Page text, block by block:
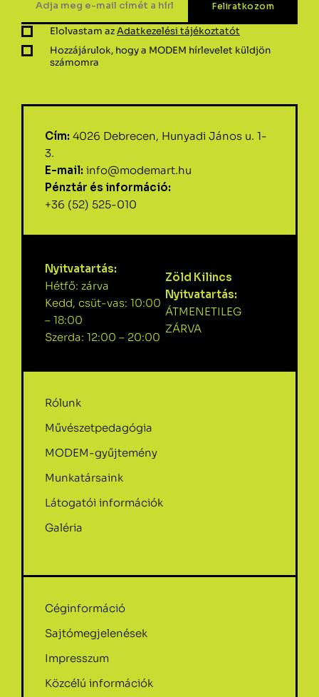
Elolvastam azAdatkezelési tájékoztatót
Hozzájárulok, hogy a MODEM hírlevelet küldjön
számomra
Cím: 4026 Debrecen, Hunyadi János u. 1-
3.
E-mail: info@modemart.hu
Pénztár és információ:
+36 (52) 525-010
Nyitvatartás:
Hétfő: zárva
Kedd, csüt-vas: 10:00
– 18:00
Szerda: 12:00 – 20:00
Zöld Kilincs
Nyitvatartás:
ÁTMENETILEG
ZÁRVA
Rólunk
Művészetpedagógia
MODEM-gyűjtemény
Munkatársaink
Látogatói információk
Galéria
Céginformáció
Sajtómegjelenések
Impresszum
Közcélú információk